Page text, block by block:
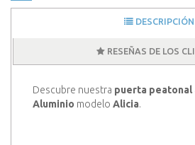
DESCRIPCIÓN
RESEÑAS DE LOS
Descubre nuestra puerta peatonal
Aluminio modelo Alicia.